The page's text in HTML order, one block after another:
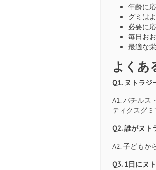
年齢に
グミは
必要に
毎日お
最適な
よくあ
Q1. ヌトラジ
A1. バチルス
ティクスグミ
Q2. 誰がヌト
A2. 子どもか
Q3. 1日にヌ